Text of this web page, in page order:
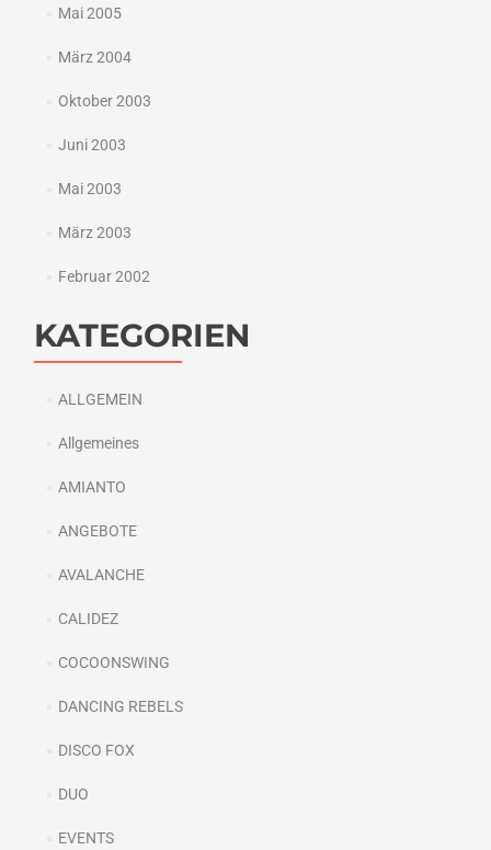
Mai 2005
März 2004
Oktober 2003
Juni 2003
Mai 2003
März 2003
Februar 2002
KATEGORIEN
ALLGEMEIN
Allgemeines
AMIANTO
ANGEBOTE
AVALANCHE
CALIDEZ
COCOONSWING
DANCING REBELS
DISCO FOX
DUO
EVENTS